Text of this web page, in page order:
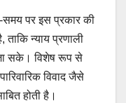
समय पर इस प्रकार की
न्याय प्रणाली
सके। विशेष रूप से
विवाद जैसे
होती है।